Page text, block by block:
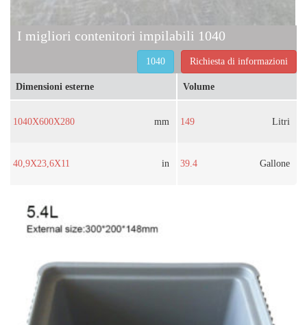
I migliori contenitori impilabili 1040
Richiesta di informazioni
1040
Dimensioni esterne
1040X600X280 mm
40,9X23,6X11 in
Volume
149 Litri
39.4 Gallone